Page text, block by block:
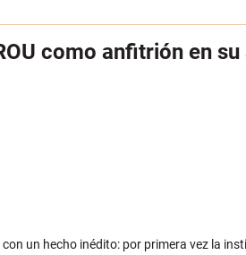
como anfitrión en su
un hecho inédito: por primera vez la